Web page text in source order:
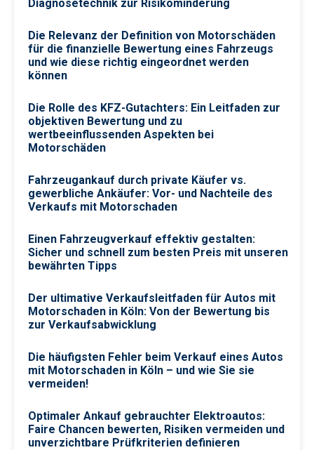
Diagnosetechnik zur Risikominderung
Die Relevanz der Definition von Motorschäden
für die finanzielle Bewertung eines Fahrzeugs
und wie diese richtig eingeordnet werden
können
Die Rolle des KFZ-Gutachters: Ein Leitfaden zur
objektiven Bewertung und zu
wertbeeinflussenden Aspekten bei
Motorschäden
Fahrzeugankauf durch private Käufer vs.
gewerbliche Ankäufer: Vor- und Nachteile des
Verkaufs mit Motorschaden
Einen Fahrzeugverkauf effektiv gestalten:
Sicher und schnell zum besten Preis mit unseren
bewährten Tipps
Der ultimative Verkaufsleitfaden für Autos mit
Motorschaden in Köln: Von der Bewertung bis
zur Verkaufsabwicklung
Die häufigsten Fehler beim Verkauf eines Autos
mit Motorschaden in Köln – und wie Sie sie
vermeiden!
Optimaler Ankauf gebrauchter Elektroautos:
Faire Chancen bewerten, Risiken vermeiden und
unverzichtbare Prüfkriterien definieren